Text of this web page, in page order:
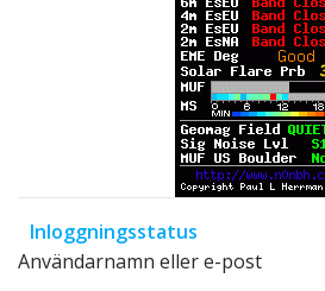
Inloggningsstatus
Användarnamn eller e-post